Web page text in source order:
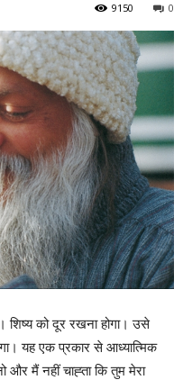
0
9150
को दूर रखना होगा। उसे
यह एक प्रकार से आध्यात्मिक
और मैं नहीं चाह्ता कि तुम मेरा